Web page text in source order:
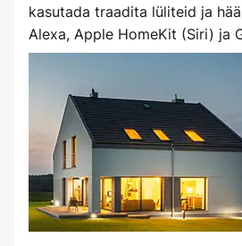
kasutada traadita lüliteid ja
Alexa, Apple HomeKit (Siri) ja